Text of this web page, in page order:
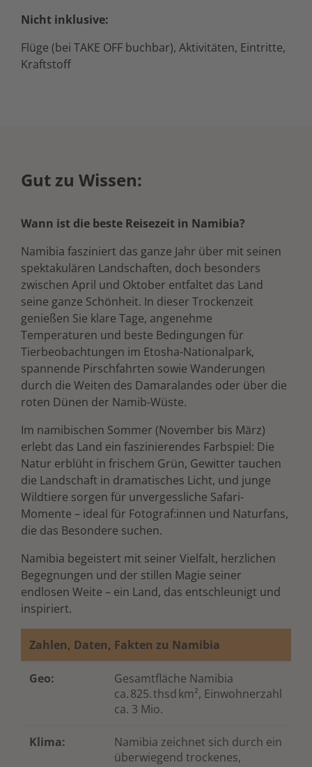
Nicht inklusive:
Flüge (bei TAKE OFF buchbar), Aktivitäten, Eintritte,
Kraftstoff
Gut zu Wissen:
Wann ist die beste Reisezeit in Namibia?
Namibia fasziniert das ganze Jahr über mit seinen
spektakulären Landschaften, doch besonders
zwischen April und Oktober entfaltet das Land
seine ganze Schönheit. In dieser Trockenzeit
genießen Sie klare Tage, angenehme
Temperaturen und beste Bedingungen für
Tierbeobachtungen im Etosha-Nationalpark,
spannende Pirschfahrten sowie Wanderungen
durch die Weiten des Damaralandes oder über die
roten Dünen der Namib-Wüste.
Im namibischen Sommer (November bis März)
erlebt das Land ein faszinierendes Farbspiel: Die
Natur erblüht in frischem Grün, Gewitter tauchen
die Landschaft in dramatisches Licht, und junge
Wildtiere sorgen für unvergessliche Safari-
Momente – ideal für Fotograf:innen und Naturfans,
die das Besondere suchen.
Namibia begeistert mit seiner Vielfalt, herzlichen
Begegnungen und der stillen Magie seiner
endlosen Weite – ein Land, das entschleunigt und
inspiriert.
Zahlen, Daten, Fakten zu Namibia
Geo:
Gesamtfläche Namibia
ca. 825. thsd km², Einwohnerzahl
ca. 3 Mio.
Klima:
Namibia zeichnet sich durch ein
überwiegend trockenes,